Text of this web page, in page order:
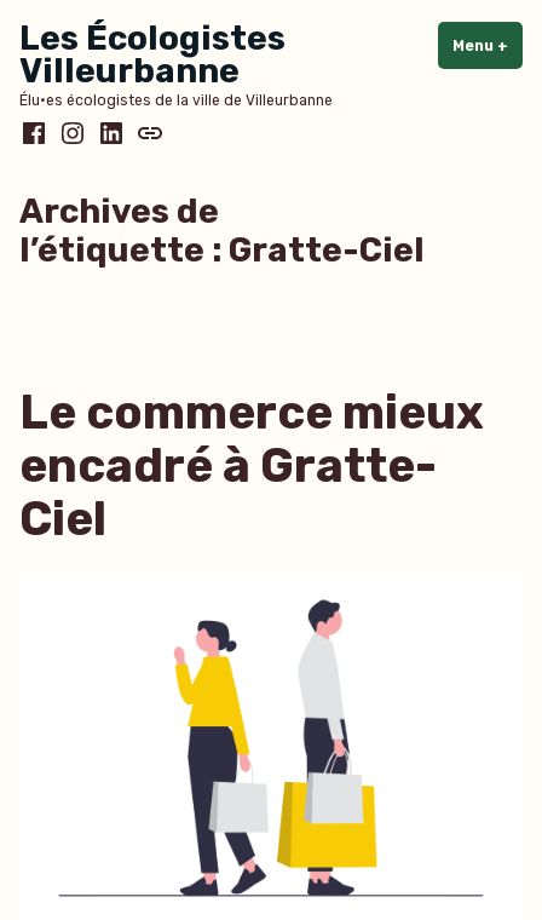
au
contenu
Les Écologistes
Villeurbanne
Élu·es écologistes de la ville de Villeurbanne
Menu +
Facebook
Instagram
LinkedInBluesky
Archives de
l’étiquette : Gratte-Ciel
Le commerce mieux
encadré à Gratte-
Ciel